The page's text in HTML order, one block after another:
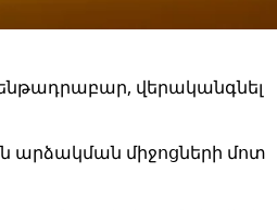
վերականգնել
արձակման միջոցների մոտ